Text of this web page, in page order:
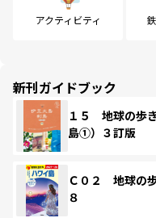
アクティビティ
新刊ガイドブック
１５ 地球の歩
島①）３訂版
Ｃ０２ 地球の
８